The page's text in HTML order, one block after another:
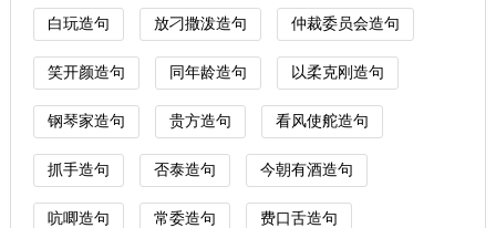
白玩造句 放刁撒泼造句 仲裁委员会造句
笑开颜造句 同年龄造句 以柔克刚造句
钢琴家造句 贵方造句 看风使舵造句
抓手造句 否泰造句 今朝有酒造句
吭唧造句 常委造句 费口舌造句